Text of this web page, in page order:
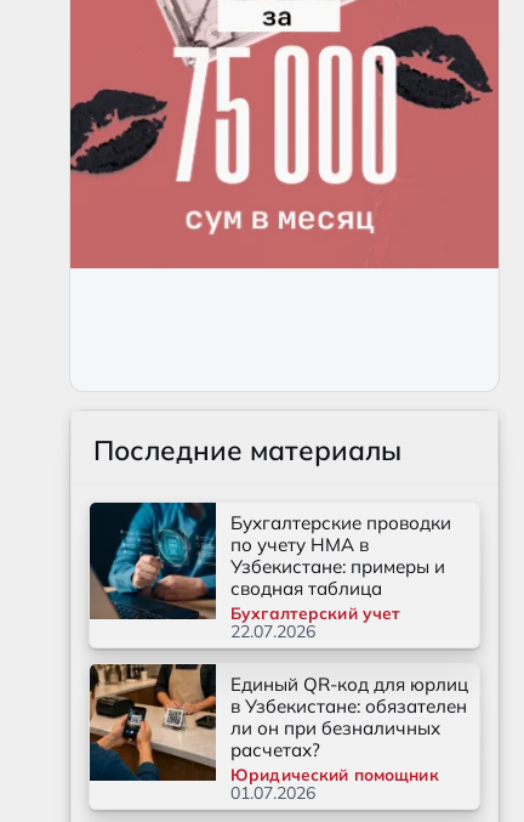
Последние материалы
Бухгалтерские проводки
по учету НМА в
Узбекистане: примеры и
сводная таблица
Бухгалтерский учет
22.07.2026
Единый QR-код для юрлиц
в Узбекистане: обязателен
ли он при безналичных
расчетах?
Юридический помощник
01.07.2026